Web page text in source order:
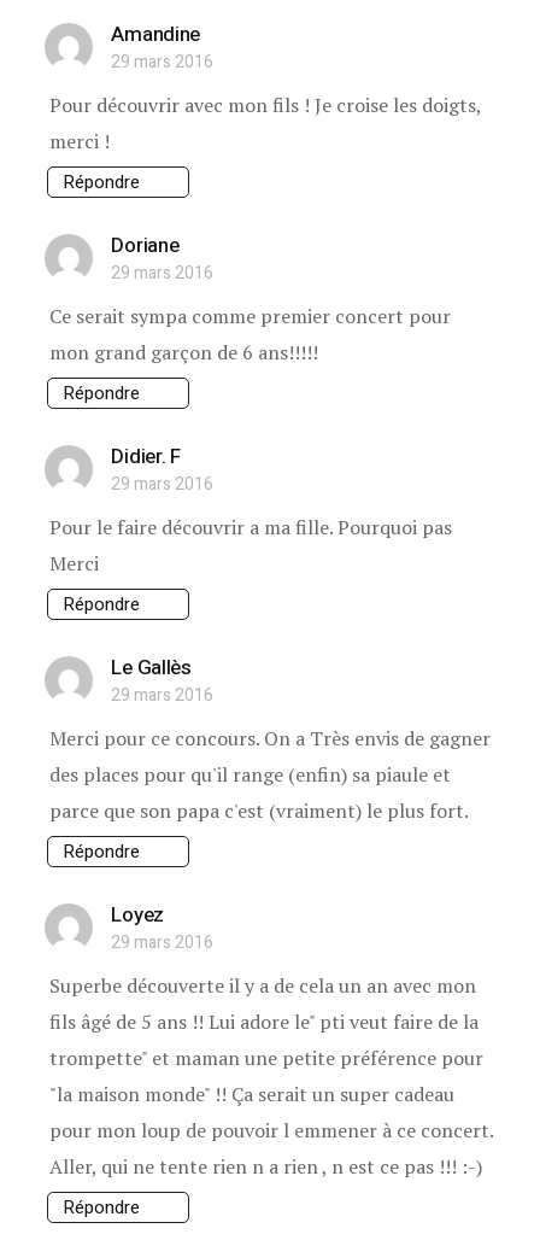
Amandine
29 mars 2016
Pour découvrir avec mon fils ! Je croise les doigts,
merci !
Répondre
Doriane
29 mars 2016
Ce serait sympa comme premier concert pour
mon grand garçon de 6 ans!!!!!
Répondre
Didier. F
29 mars 2016
Pour le faire découvrir a ma fille. Pourquoi pas
Merci
Répondre
Le Gallès
29 mars 2016
Merci pour ce concours. On a Très envis de gagner
des places pour qu'il range (enfin) sa piaule et
parce que son papa c'est (vraiment) le plus fort.
Répondre
Loyez
29 mars 2016
Superbe découverte il y a de cela un an avec mon
fils âgé de 5 ans !! Lui adore le" pti veut faire de la
trompette" et maman une petite préférence pour
"la maison monde" !! Ça serait un super cadeau
pour mon loup de pouvoir l emmener à ce concert.
Aller, qui ne tente rien n a rien , n est ce pas !!! :-)
Répondre